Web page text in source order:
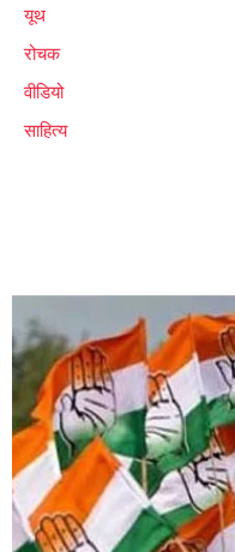
यूथ
रोचक
वीडियो
साहित्य